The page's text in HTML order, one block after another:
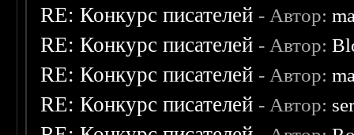
RE: Конкурс писателей - Автор:
RE: Конкурс писателей - Автор:
RE: Конкурс писателей - Автор:
RE: Конкурс писателей - Автор: